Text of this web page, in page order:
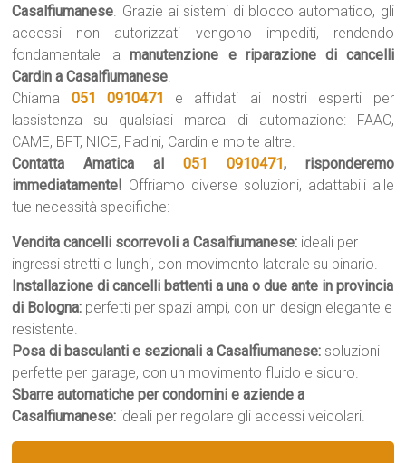
Casalfiumanese. Grazie ai sistemi di blocco automatico, gli
accessi non autorizzati vengono impediti, rendendo
fondamentale lamanutenzione e riparazione di cancelli
Cardin a Casalfiumanese.
Chiama 051 0910471
e affidati ai nostri esperti per
lassistenza su qualsiasi marca di automazione: FAAC,
CAME, BFT, NICE, Fadini, Cardin e molte altre.
Contatta Amatica al 051 0910471, risponderemo
immediatamente! Offriamo diverse soluzioni, adattabili alle
tue necessità specifiche:
Vendita cancelli scorrevoli a Casalfiumanese: ideali per
ingressi stretti o lunghi, con movimento laterale su binario.
Installazione di cancelli battenti a una o due ante in provincia
di Bologna: perfetti per spazi ampi, con un design elegante e
resistente.
Posa di basculanti e sezionali a Casalfiumanese: soluzioni
perfette per garage, con un movimento fluido e sicuro.
Sbarre automatiche per condomini e aziende a
Casalfiumanese: ideali per regolare gli accessi veicolari.